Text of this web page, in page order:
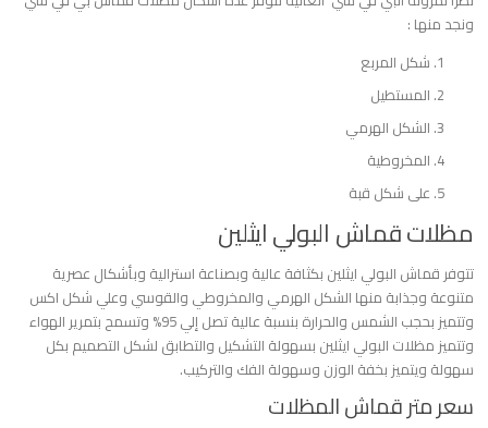
ونجد منها :
شكل المربع
المستطيل
الشكل الهرمي
المخروطية
على شكل قبة
مظلات قماش البولي ايثلين
تتوفر قماش البولي ايثلين بكثافة عالية وبصناعة استرالية وبأشكال عصرية
متنوعة وجذابة منها الشكل الهرمي والمخروطي والقوسي وعلي شكل اكس
وتتميز بحجب الشمس والحرارة بنسبة عالية تصل إلي 95% وتسمح بتمرير الهواء
وتتميز مظلات البولي ايثلين بسهولة التشكيل والتطابق لشكل التصميم بكل
سهولة ويتميز بخفة الوزن وسهولة الفك والتركيب.
سعر متر قماش المظلات